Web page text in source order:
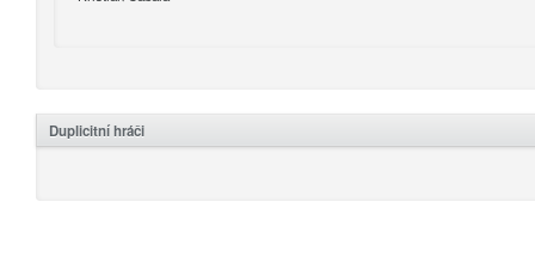
Duplicitní hráči